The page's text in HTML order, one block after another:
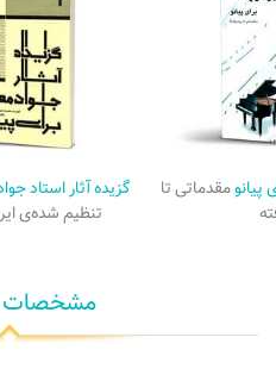
پیانومقدماتی تا
گزیده آثار استاد
تنظیم شده‌ی